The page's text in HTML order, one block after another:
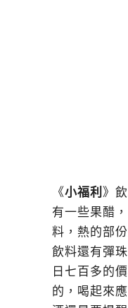
《小福利 》
有一些果醋
料，熱的部
飲料還有彈
日七百多的
的，喝起來